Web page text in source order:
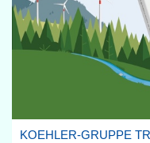
KOEHLER-GRUPPE